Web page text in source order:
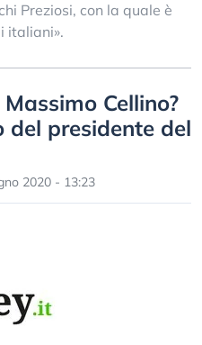
Preziosi, con la quale è
italiani».
Cellino?
presidente del
2020 - 13:23